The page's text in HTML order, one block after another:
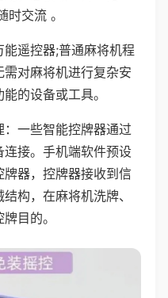
交流 。
遥控器;普通麻将机程
对麻将机进行复杂安
的设备或工具。
一些智能控牌器通过
接。手机端软件预设
器，控牌器接收到信
构，在麻将机洗牌、
目的。